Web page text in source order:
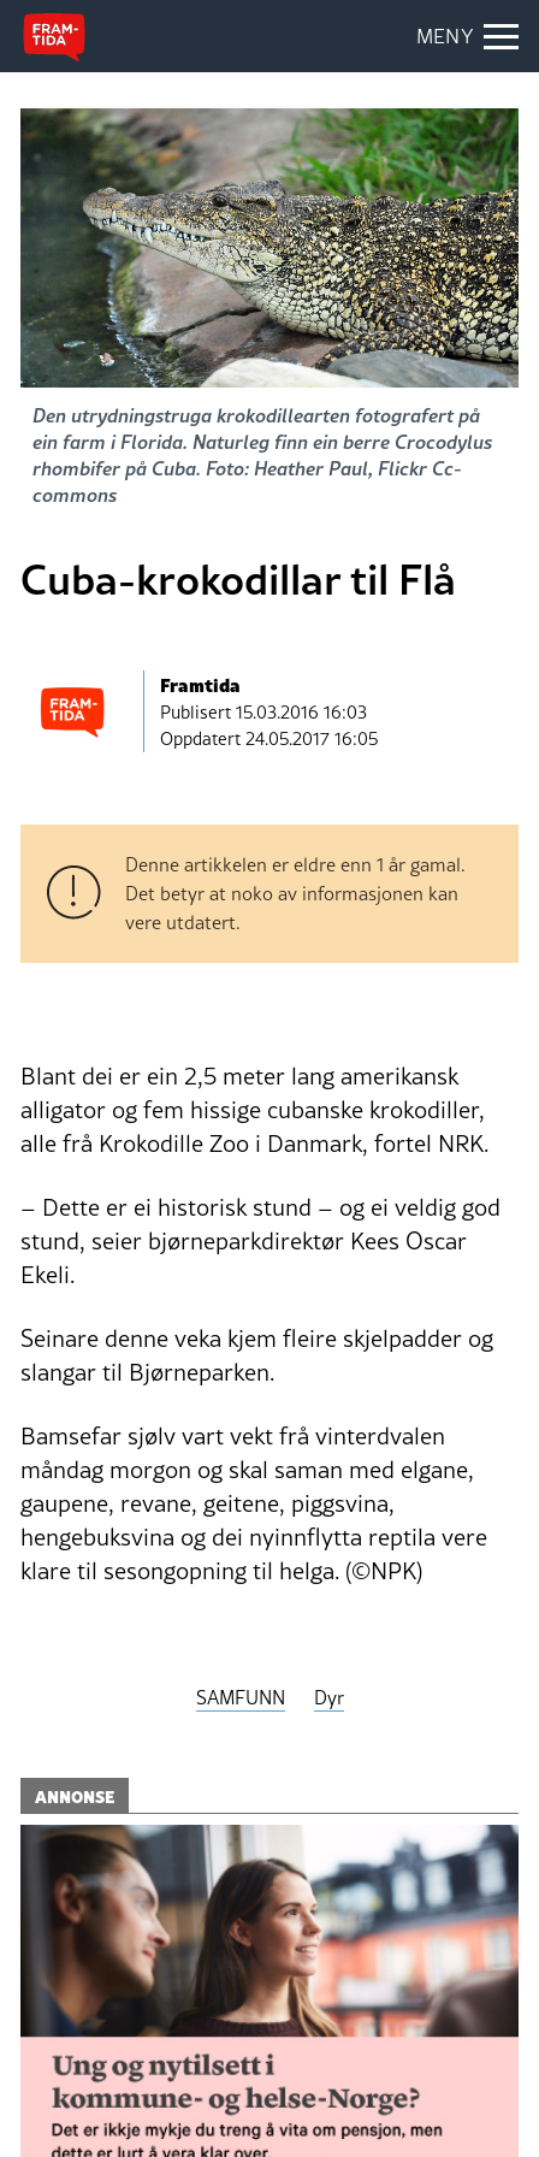
MENY
Den utrydningstruga krokodillearten fotografert på
ein farm i Florida. Naturleg finn ein berre Crocodylus
rhombifer på Cuba. Foto: Heather Paul, Flickr Cc-
commons
Cuba-krokodillar til Flå
Framtida
Publisert15.03.2016 16:03
Oppdatert 24.05.2017 16:05
Denne artikkelen er eldre enn 1 år gamal.
Det betyr at noko av informasjonen kan
vere utdatert.
Blant dei er ein 2,5 meter lang amerikansk
alligator og fem hissige cubanske krokodiller,
alle frå Krokodille Zoo i Danmark, fortel NRK.
– Dette er ei historisk stund – og ei veldig god
stund, seier bjørneparkdirektør Kees Oscar
Ekeli.
Seinare denne veka kjem fleire skjelpadder og
slangar til Bjørneparken.
Bamsefar sjølv vart vekt frå vinterdvalen
måndag morgon og skal saman med elgane,
gaupene, revane, geitene, piggsvina,
hengebuksvina og dei nyinnflytta reptila vere
klare til sesongopning til helga. (©NPK)
SAMFUNN Dyr
ANNONSE